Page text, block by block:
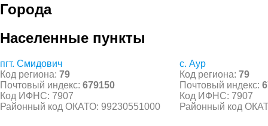
Города
Населенные пункты
пгт. Смидович
Код региона: 79
Почтовый индекс: 679150
Код ИФНС: 7907
Районный код ОКАТО: 99230551000
с. Аур
Код региона: 79
Почтовый индекс:
Код ИФНС: 7907
Районный код